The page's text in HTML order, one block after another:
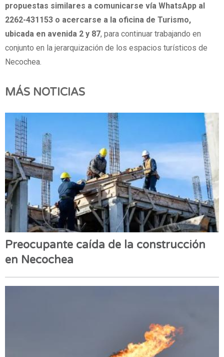
propuestas similares a comunicarse vía WhatsApp al
2262-431153 o acercarse a la oficina de Turismo,
ubicada en avenida 2 y 87, para continuar trabajando en
conjunto en la jerarquización de los espacios turísticos de
Necochea.
MÁS NOTICIAS
Preocupante caída de la construcción
en Necochea